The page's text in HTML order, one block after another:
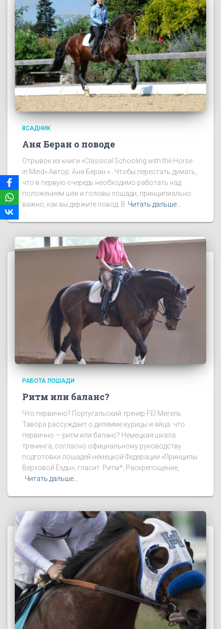
ВСАДНИК
Аня Беран о поводе
Отрывок из книги «Classical Schooling with the Horse
in Mind» Автор: Аня Беран «…Чтобы перестать думать,
что в первую очередь необходимо работать над
положением шеи и головы лошади, принципиально
важно, как вы держите повод. В Читать дальше…
РАБОТА ЛОШАДИ
Ритм или баланс?
Что первично? Португальский тренер FEI Мигель
Тавора рассуждает о дилемме курицы и яйца: что
первично — ритм или баланс? Немецкая шкала
тренинга, согласно официальному руководству
подготовки лошадей немецкой Федерации «Принципы
Верховой Езды», гласит: Ритм*, Раскрепощение,
Читать дальше…